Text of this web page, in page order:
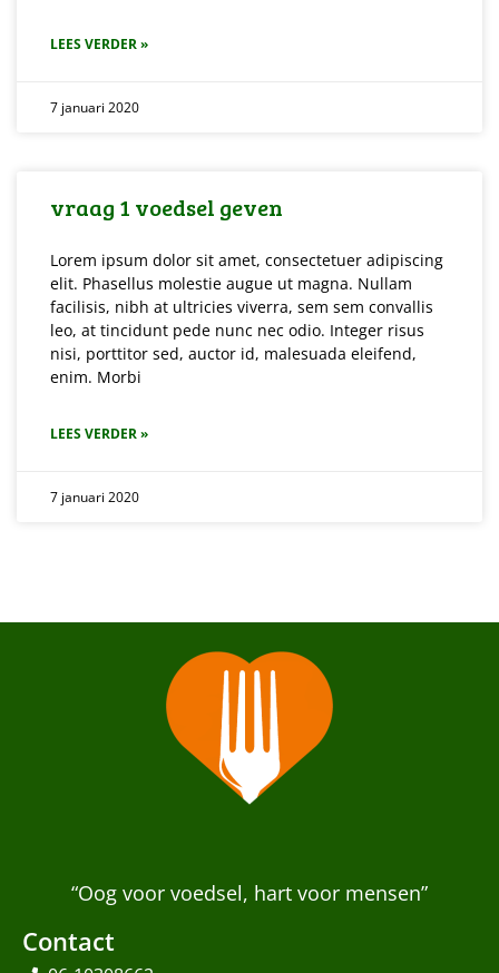
LEES VERDER »
7 januari 2020
vraag 1 voedsel geven
Lorem ipsum dolor sit amet, consectetuer adipiscing
elit. Phasellus molestie augue ut magna. Nullam
facilisis, nibh at ultricies viverra, sem sem convallis
leo, at tincidunt pede nunc nec odio. Integer risus
nisi, porttitor sed, auctor id, malesuada eleifend,
enim. Morbi
LEES VERDER »
7 januari 2020
“Oog voor voedsel, hart voor mensen”
Contact